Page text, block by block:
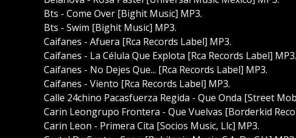
Bts - Come Over [Bighit Music] MP3.
Bts - Swim [Bighit Music] MP3.
Caifanes - Afuera [Rca Records Label] MP3.
Caifanes - La Célula Que Explota [Rca Records Label] MP3.
Caifanes - No Dejes Que... [Rca Records Label] MP3.
Caifanes - Viento [Rca Records Label] MP3.
Calle 24chino Pacasfuerza Regida - Que Onda [Street
Carin Leongrupo Frontera - Que Vuelvas [Borderkid
Carin Leon - Primera Cita [Socios Music, Llc] MP3.